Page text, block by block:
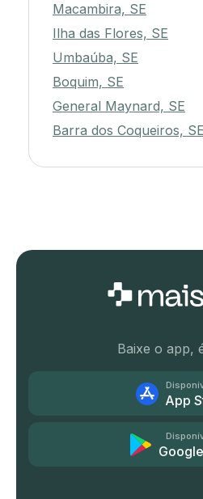
Macambira, SE
Ilha das Flores, SE
Umbaúba, SE
Boquim, SE
General Maynard, SE
Barra dos Coqueiros, SE
Baixe o app,
App